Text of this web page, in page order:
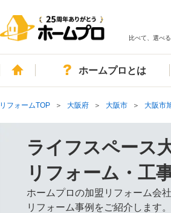
比べて、選べ
ホームホームプロとは
リフォームTOP 大阪府 大阪市 大阪市
ライフスペース
リフォーム・工
ホームプロの加盟リフォーム会
リフォーム事例をご紹介します。